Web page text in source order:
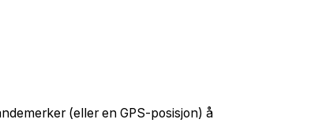
(eller en GPS-posisjon) å